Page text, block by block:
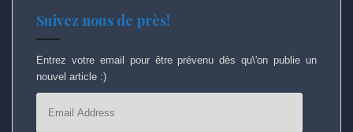
Suivez nous de près!
Entrez votre email pour être prévenu dès qu\'on publie un
nouvel article :)
Address